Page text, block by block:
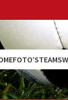
FOTO’STEAMS